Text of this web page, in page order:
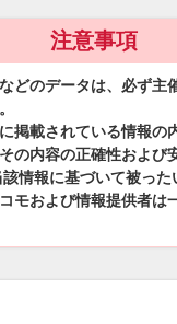
注意事項
どのデータは、必ず主
掲載されている情報の
の内容の正確性および
情報に基づいて被った
モおよび情報提供者は